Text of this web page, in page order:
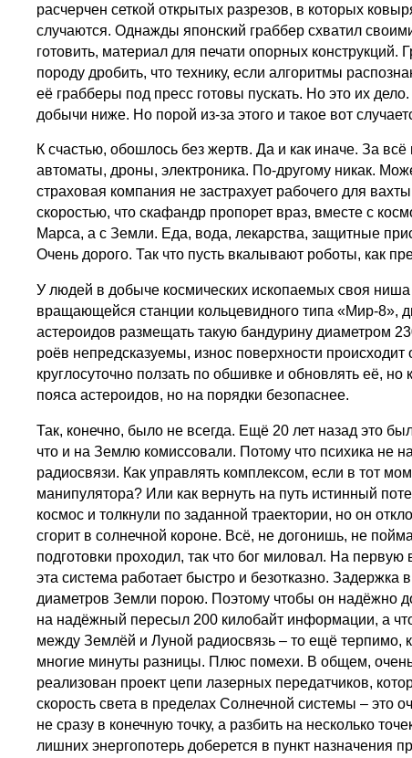
расчерчен сеткой открытых разрезов, в которых
случаются. Однажды японский граббер схватил
готовить, материал для печати опорных конструкций.
породу дробить, что технику, если алгоритмы
её грабберы под пресс готовы пускать. Но это их
добычи ниже. Но порой из-за этого и такое вот
К счастью, обошлось без жертв. Да и как иначе. За
автоматы, дроны, электроника. По-другому никак.
страховая компания не застрахует рабочего для
скоростью, что скафандр пропорет враз, вместе с
Марса, а с Земли. Еда, вода, лекарства, защитные
Очень дорого. Так что пусть вкалывают роботы, как
У людей в добыче космических ископаемых своя
вращающейся станции кольцевидного типа «Мир-8»,
астероидов размещать такую бандурину диаметром
роёв непредсказуемы, износ поверхности
круглосуточно ползать по обшивке и обновлять её,
пояса астероидов, но на порядки безопаснее.
Так, конечно, было не всегда. Ещё 20 лет назад это
что и на Землю комиссовали. Потому что психика не
радиосвязи. Как управлять комплексом, если в тот
манипулятора? Или как вернуть на путь истинный
космос и толкнули по заданной траектории, но он
сгорит в солнечной короне. Всё, не догонишь, не
подготовки проходил, так что бог миловал. На
эта система работает быстро и безотказно. Задержка
диаметров Земли порою. Поэтому чтобы он надёжно
на надёжный пересыл 200 килобайт информации, а
между Землёй и Луной радиосвязь – то ещё терпимо,
многие минуты разницы. Плюс помехи. В общем,
реализован проект цепи лазерных передатчиков,
скорость света в пределах Солнечной системы – это
не сразу в конечную точку, а разбить на несколько
лишних энергопотерь доберется в пункт назначения